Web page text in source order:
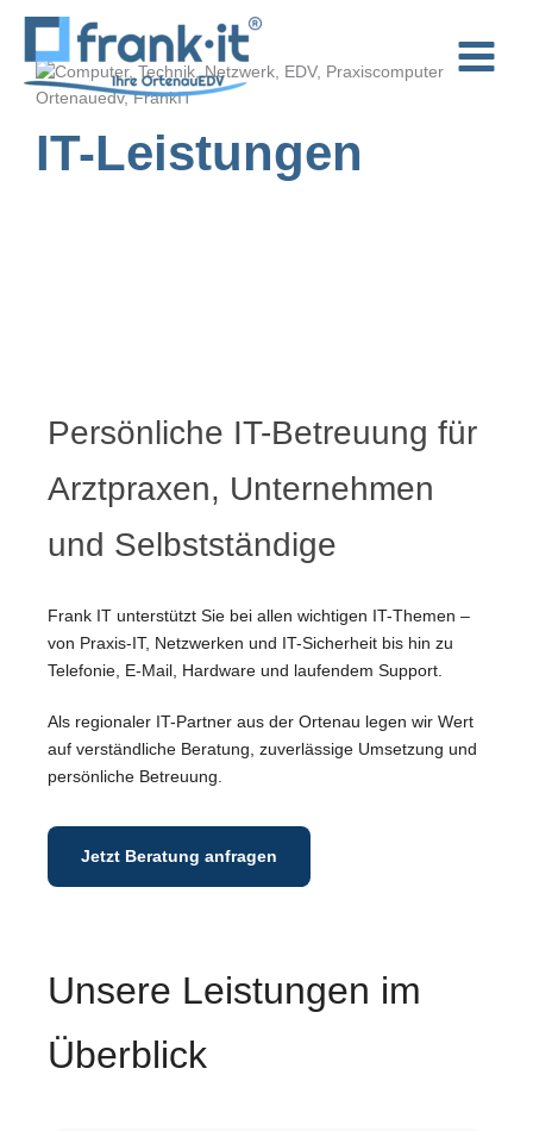
springen
IT-Leistungen
Persönliche IT-Betreuung für
Arztpraxen, Unternehmen
und Selbstständige
Frank IT unterstützt Sie bei allen wichtigen IT-Themen –
von Praxis-IT, Netzwerken und IT-Sicherheit bis hin zu
Telefonie, E-Mail, Hardware und laufendem Support.
Als regionaler IT-Partner aus der Ortenau legen wir Wert
auf verständliche Beratung, zuverlässige Umsetzung und
persönliche Betreuung.
Jetzt Beratung anfragen
Unsere Leistungen im
Überblick